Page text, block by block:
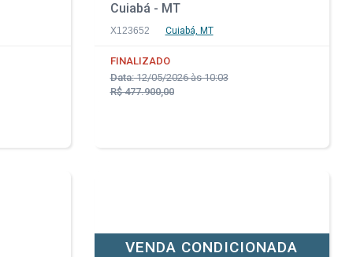
Cuiabá - MT
X123652 Cuiabá, MT
FINALIZADO
Data:12/05/2026 às 10:03
R$ 477.900,00
VENDA CONDICIONADA